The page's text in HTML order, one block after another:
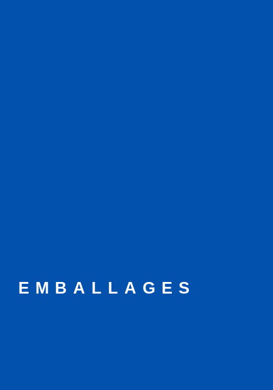
EMBALLAGES